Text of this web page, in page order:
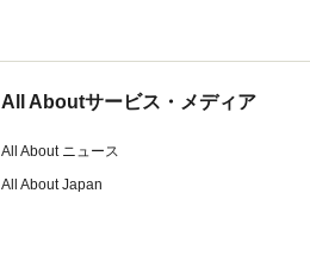
All Aboutサービス・メディア
All About ニュース
All About Japan